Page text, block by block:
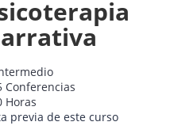
Conferencias
Horas
previa de este curso